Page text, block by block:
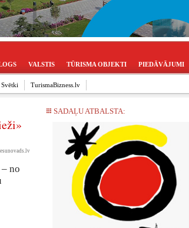
VALSTIS TŪRISMA OBJEKTI PIEDĀVĀJUMI
TurismaBizness.lv
no
SADAĻU ATBALSTA: